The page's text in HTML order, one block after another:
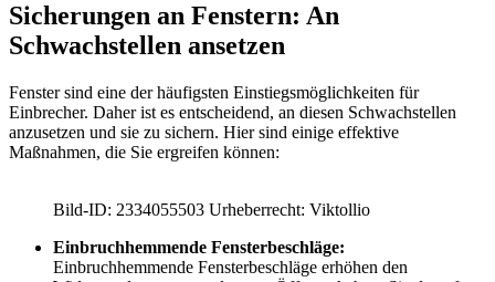
Sicherungen an Fenstern: An
Schwachstellen ansetzen
Fenster sind eine der häufigsten Einstiegsmöglichkeiten für
Einbrecher. Daher ist es entscheidend, an diesen Schwachstellen
anzusetzen und sie zu sichern. Hier sind einige effektive
Maßnahmen, die Sie ergreifen können:
Bild-ID: 2334055503 Urheberrecht: Viktollio
Einbruchhemmende Fensterbeschläge:
Einbruchhemmende Fensterbeschläge erhöhen den